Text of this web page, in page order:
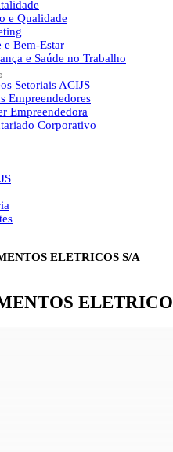
e Qualidade
e Bem-Estar
e Saúde no Trabalho
Setoriais ACIJS
Empreendedores
Empreendedora
Corporativo
ELETRICOS S/A